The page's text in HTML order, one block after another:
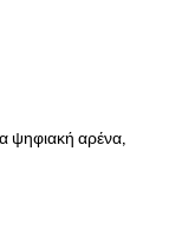
ψηφιακή αρένα,